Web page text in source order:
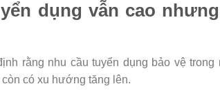
dụng vẫn cao
rằng nhu cầu tuyển dụng bảo vệ
có xu hướng tăng lên.